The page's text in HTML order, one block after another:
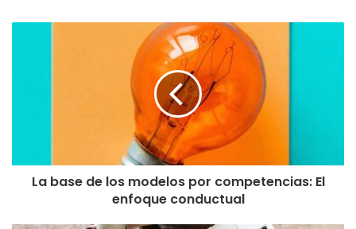
La base de los modelos por competencias: El
enfoque conductual